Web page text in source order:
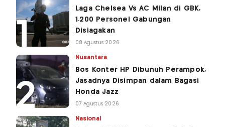
Laga Chelsea Vs AC Milan di GBK,
1.200 Personel Gabungan
Disiagakan
08 Agustus 2026
Nusantara
Bos Konter HP Dibunuh Perampok,
Jasadnya Disimpan dalam Bagasi
Honda Jazz
07 Agustus 2026
Nasional